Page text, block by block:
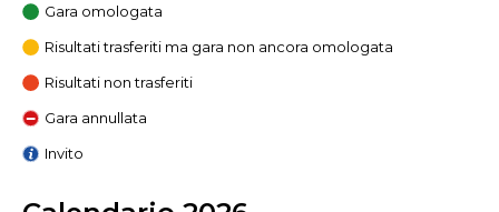
Gara omologata
Risultati trasferiti ma gara non ancora omologata
Risultati non trasferiti
Gara annullata
Invito